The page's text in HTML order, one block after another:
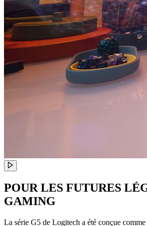
POUR LES FUTURES
GAMING
La série G5 de Logitech a été conçue